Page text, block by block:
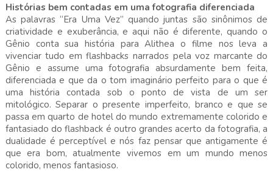
Histórias bem contadas em uma fotografia diferenciada
As palavras “Era Uma Vez” quando juntas são sinônimos de
criatividade e exuberância, e aqui não é diferente, quando o
Gênio conta sua história para Alithea o filme nos leva a
vivenciar tudo em flashbacks narrados pela voz marcante do
Gênio e assume uma fotografia absurdamente bem feita,
diferenciada e que da o tom imaginário perfeito para o que é
uma história contada sob o ponto de vista de um ser
mitológico. Separar o presente imperfeito, branco e que se
passa em quarto de hotel do mundo extremamente colorido e
fantasiado do flashback é outro grandes acerto da fotografia, a
dualidade é perceptível e nós faz pensar que antigamente é
que era bom, atualmente vivemos em um mundo menos
colorido, menos fantasioso.